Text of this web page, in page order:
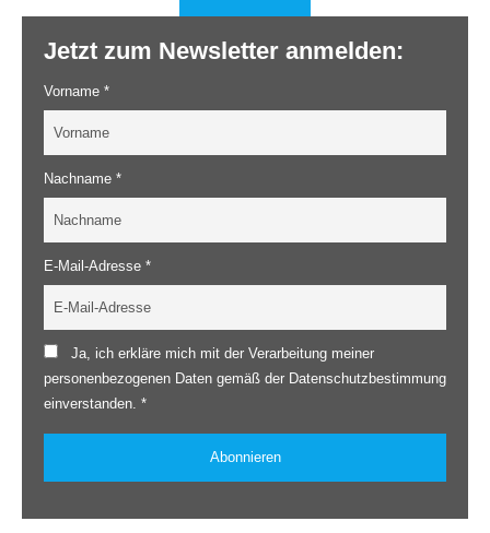
Jetzt zum Newsletter anmelden:
Vorname *
Nachname *
E-Mail-Adresse *
Ja, ich erkläre mich mit der Verarbeitung meiner
personenbezogenen Daten gemäß der Datenschutzbestimmung
einverstanden. *